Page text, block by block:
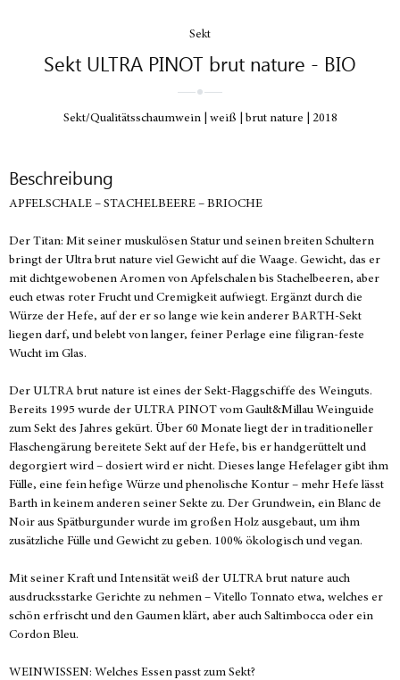
Sekt
Sekt ULTRA PINOT brut nature - BIO
Sekt/Qualitätsschaumwein weiß brut nature 2018
Beschreibung
APFELSCHALE – STACHELBEERE – BRIOCHE
Der Titan: Mit seiner muskulösen Statur und seinen breiten Schultern
bringt der Ultra brut nature viel Gewicht auf die Waage. Gewicht, das er
mit dichtgewobenen Aromen von Apfelschalen bis Stachelbeeren, aber
euch etwas roter Frucht und Cremigkeit aufwiegt. Ergänzt durch die
Würze der Hefe, auf der er so lange wie kein anderer BARTH-Sekt
liegen darf, und belebt von langer, feiner Perlage eine filigran-feste
Wucht im Glas.
Der ULTRA brut nature ist eines der Sekt-Flaggschiffe des Weinguts.
Bereits 1995 wurde der ULTRA PINOT vom Gault&Millau Weinguide
zum Sekt des Jahres gekürt. Über 60 Monate liegt der in traditioneller
Flaschengärung bereitete Sekt auf der Hefe, bis er handgerüttelt und
degorgiert wird – dosiert wird er nicht. Dieses lange Hefelager gibt ihm
Fülle, eine fein hefige Würze und phenolische Kontur – mehr Hefe lässt
Barth in keinem anderen seiner Sekte zu. Der Grundwein, ein Blanc de
Noir aus Spätburgunder wurde im großen Holz ausgebaut, um ihm
zusätzliche Fülle und Gewicht zu geben. 100% ökologisch und vegan.
Mit seiner Kraft und Intensität weiß der ULTRA brut nature auch
ausdrucksstarke Gerichte zu nehmen – Vitello Tonnato etwa, welches er
schön erfrischt und den Gaumen klärt, aber auch Saltimbocca oder ein
Cordon Bleu.
WEINWISSEN: Welches Essen passt zum Sekt?